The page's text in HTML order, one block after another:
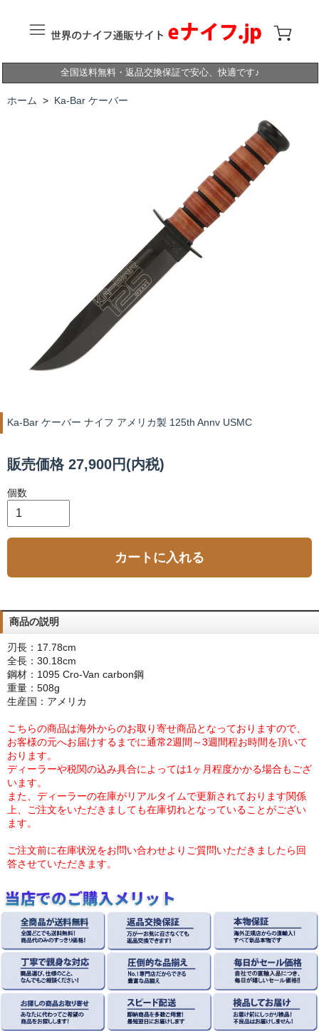
全国送料無料・返品交換保証で安心、快適です♪
ホーム > Ka-Bar ケーバー
Ka-Bar ケーバー ナイフ アメリカ製 125th Annv USMC
販売価格 27,900円(内税)
個数
カートに入れる
商品の説明
刃長：17.78cm
全長：30.18cm
鋼材：1095 Cro-Van carbon鋼
重量：508g
生産国：アメリカ
こちらの商品は海外からのお取り寄せ商品となっておりますので、
お客様の元へお届けするまでに通常2週間～3週間程お時間を頂いて
おります。
ディーラーや税関の込み具合によっては1ヶ月程度かかる場合もござ
います。
また、ディーラーの在庫がリアルタイムで更新されております関係
上、ご注文をいただきましても在庫切れとなっていることがござい
ます。
ご注文前に在庫状況をお問い合わせよりご質問いただきましたら回
答させていただきます。